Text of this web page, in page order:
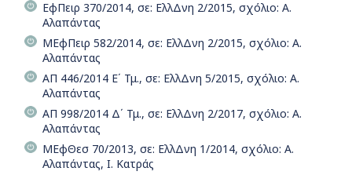
ΕφΠειρ 370/2014, σε: ΕλλΔνη 2/2015, σχόλιο: Α.
Αλαπάντας
ΜΕφΠειρ 582/2014, σε: ΕλλΔνη 2/2015, σχόλιο: Α.
Αλαπάντας
ΑΠ 446/2014 Ε΄ Τμ., σε: ΕλλΔνη 5/2015, σχόλιο: Α.
Αλαπάντας
ΑΠ 998/2014 Δ΄ Τμ., σε: ΕλλΔνη 2/2017, σχόλιο: Α.
Αλαπάντας
ΜΕφΘεσ 70/2013, σε: ΕλλΔνη 1/2014, σχόλιο: Α.
Αλαπάντας, Ι. Κατράς